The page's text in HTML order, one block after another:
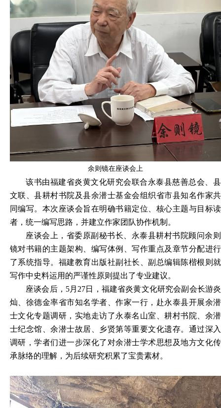
余则镜在座谈会上
该书由福建省炎黄文化研究会联合永泰县慈善总会、县
文联、县耕村书院及县余潜士基金会组织省市县知名作家共
同编写。本次座谈会旨在明确书籍定位、核心主题与目标读
者，统一编写思路，并建立作家团队协作机制。
座谈会上，省委原副秘书长、永泰县耕村书院顾问余则
镜对书籍的主题架构、编写体例、写作重点及章节分配进行
了系统指导。福建教育出版社副社长、副总编辑陈楷根则就
写作中史料运用的严谨性原则提出了专业建议。
座谈会后， 5月27日，福建省炎黄文化研究会副会长游炎
灿、徐德金率省市知名学者、作家一行，赴永泰县开展余潜
士文化专题调研，实地走访了永泰名山室、耕村书院、余潜
士纪念馆、余潜士故居、乡贤第等重要文化遗存。通过深入
调研，学者们进一步深化了对余潜士学术思想及地方文化传
承脉络的理解，为后续研究积累了宝贵素材。